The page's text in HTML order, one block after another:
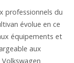
professionnels du
évolue en ce
équipements et
aux